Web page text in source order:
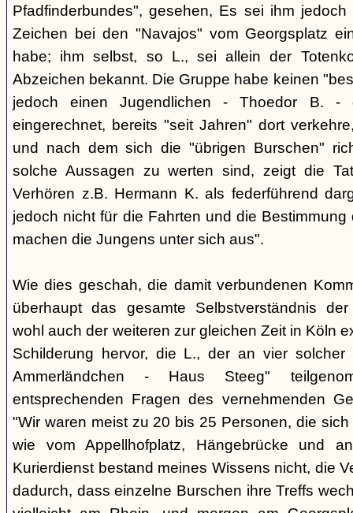
Pfadfinderbundes", gesehen, Es sei ihm
Zeichen bei den "Navajos" vom Georgsplatz
habe; ihm selbst, so L., sei allein der
Abzeichen bekannt. Die Gruppe habe keinen
jedoch einen Jugendlichen - Thoedor B. -
eingerechnet, bereits "seit Jahren" dort
und nach dem sich die "übrigen Burschen"
solche Aussagen zu werten sind, zeigt die
Verhören z.B. Hermann K. als federführend
jedoch nicht für die Fahrten und die
machen die Jungens unter sich aus".
Wie dies geschah, die damit verbundenen
überhaupt das gesamte Selbstverständnis
wohl auch der weiteren zur gleichen Zeit in Köln
Schilderung hervor, die L., der an vier
Ammerländchen - Haus Steeg"
entsprechenden Fragen des vernehmenden
"Wir waren meist zu 20 bis 25 Personen, die
wie vom Appellhofplatz, Hängebrücke und
Kurierdienst bestand meines Wissens nicht, die
dadurch, dass einzelne Burschen ihre Treffs